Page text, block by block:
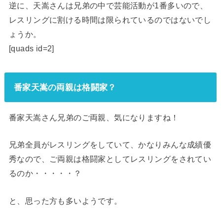
逆に、天嵩さんは兄弟の中で芸能活動が1番多いので、
レスリングに割ける時間は限られているのではないでし
ょうか。
[quads id=2]
番家天嵩の両親は格闘家？
番家天嵩さん兄弟のご両親、気になりますね！
兄弟全員がレスリングをしていて、かなりみんな成績優
秀なので、ご両親は格闘家としてレスリングをされてい
るのか・・・・・？
と、思った方も多いようです。